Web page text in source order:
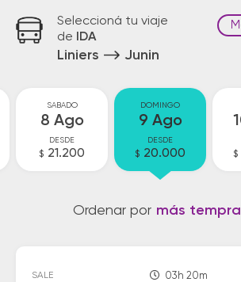
Seleccioná tu viaje
de
IDA
Liniers Junin
SABADO
8 Ago
DESDE
$ 21.200
DOMINGO
9 Ago
DESDE
$ 20.000 $
Ordenar por más
SALE 03h 20m